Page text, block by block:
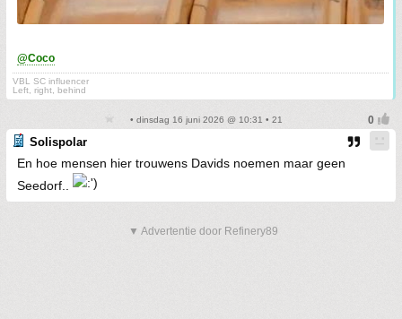
@Coco
VBL SC influencer
Left, right, behind
• dinsdag 16 juni 2026 @ 10:31 • 21
Solispolar
En hoe mensen hier trouwens Davids noemen maar geen
Seedorf..
▼ Advertentie door Refinery89